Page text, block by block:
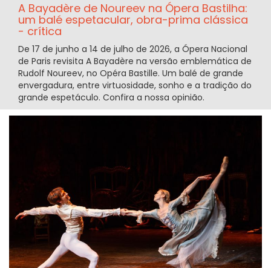
A Bayadère de Noureev na Ópera Bastilha:
um balé espetacular, obra-prima clássica
- crítica
De 17 de junho a 14 de julho de 2026, a Ópera Nacional
de Paris revisita A Bayadère na versão emblemática de
Rudolf Noureev, no Opéra Bastille. Um balé de grande
envergadura, entre virtuosidade, sonho e a tradição do
grande espetáculo. Confira a nossa opinião.